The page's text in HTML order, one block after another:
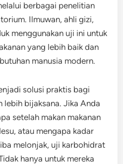
berbagai penelitian
Ilmuwan, ahli gizi,
menggunakan uji ini untuk
yang lebih baik dan
manusia modern.
solusi praktis bagi
lebih bijaksana. Jika Anda
setelah makan makanan
atau mengapa kadar
melonjak, uji karbohidrat
hanya untuk mereka